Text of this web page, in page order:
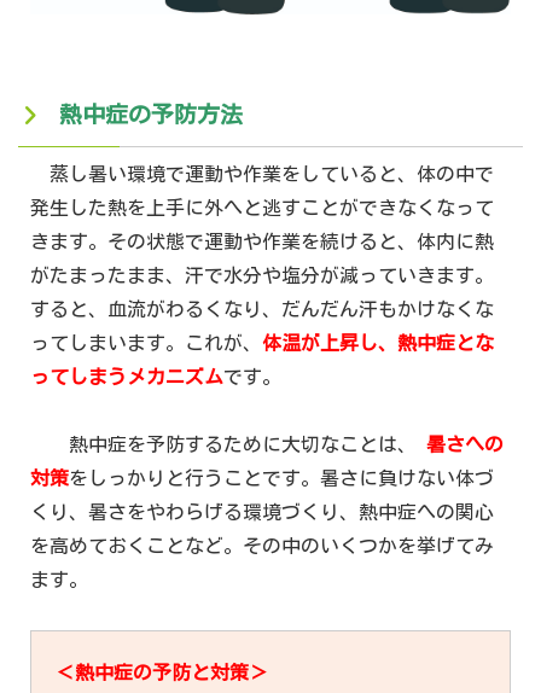
熱中症の予防方法
蒸し暑い環境で運動や作業をしていると、体の中で
発生した熱を上手に外へと逃すことができなくなって
きます。その状態で運動や作業を続けると、体内に熱
がたまったまま、汗で水分や塩分が減っていきます。
すると、血流がわるくなり、だんだん汗もかけなくな
ってしまいます。これが、 体温が上昇し、熱中症とな
ってしまうメカニズムです。
熱中症を予防するために大切なことは、 暑さへの
対策をしっかりと行うことです。暑さに負けない体づ
くり、暑さをやわらげる環境づくり、熱中症への関心
を高めておくことなど。その中のいくつかを挙げてみ
ます。
＜熱中症の予防と対策＞